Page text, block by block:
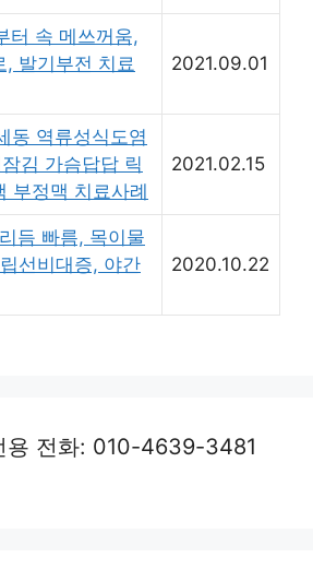
터 속 메쓰꺼움,
, 발기부전 치료
2021.09.01
동 역류성식도염
김 가슴답답 릭
부정맥 치료사례
2021.02.15
듬 빠름, 목이물
선비대증, 야간
2020.10.22
용 전화: 010-4639-3481